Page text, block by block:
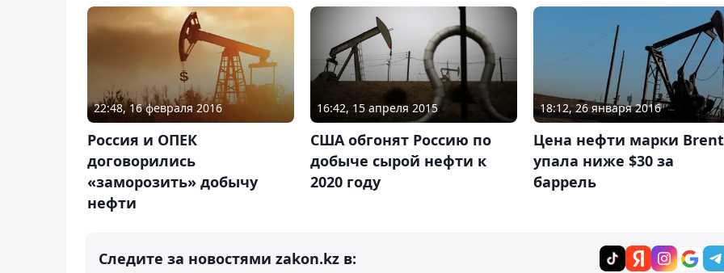
22:48, 16 февраля 2016
Россия и ОПЕК
договорились
«заморозить» добычу
нефти
16:42, 15 апреля 2015
США обгонят Россию по
добыче сырой нефти к
2020 году
18:12, 26 января 2016
Цена нефти марки Brent
упала ниже $30 за
баррель
Следите за новостями zakon.kz в: